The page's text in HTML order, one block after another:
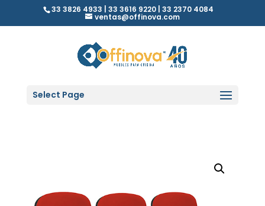
33 3826 4933 | 33 3616 9220 | 33 2370 4084
ventas@offinova.com
Select Page